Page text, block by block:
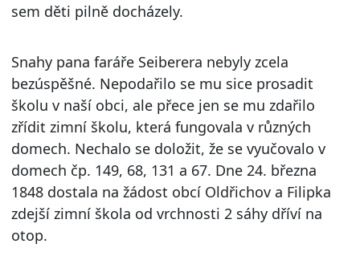
sem děti pilně docházely.
Snahy pana faráře Seiberera nebyly zcela
bezúspěšné. Nepodařilo se mu sice prosadit
školu v naší obci, ale přece jen se mu zdařilo
zřídit zimní školu, která fungovala v různých
domech. Nechalo se doložit, že se vyučovalo v
domech čp. 149, 68, 131 a 67. Dne 24. března
1848 dostala na žádost obcí Oldřichov a Filipka
zdejší zimní škola od vrchnosti 2 sáhy dříví na
otop.